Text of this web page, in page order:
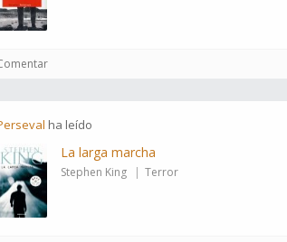
ha leído
La larga marcha
Stephen King Terror